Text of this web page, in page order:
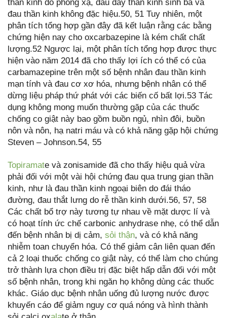
thần kinh do phóng xạ, đau dây thần kinh sinh ba và
đau thần kinh không đặc hiệu.50, 51 Tuy nhiên, một
phân tích tổng hợp gần đây đã kết luận rằng các bằng
chứng hiện nay cho oxcarbazepine là kém chất chất
lượng.52 Ngược lại, một phân tích tổng hợp được thực
hiện vào năm 2014 đã cho thấy lợi ích có thể có của
carbamazepine trên một số bệnh nhân đau thần kinh
mạn tính và đau cơ xơ hóa, nhưng bệnh nhân có thể
dừng liệu pháp thứ phát với các biến cố bất lợi.53 Tác
dụng không mong muốn thường gặp của các thuốc
chống co giật này bao gồm buồn ngủ, nhìn đôi, buồn
nôn và nôn, hạ natri máu và có khả năng gặp hội chứng
Steven – Johnson.54, 55
Topiramate và zonisamide đã cho thấy hiệu quả vừa
phải đối với một vài hội chứng đau qua trung gian thần
kinh, như là đau thần kinh ngoại biên do đái tháo
đường, đau thắt lưng do rễ thần kinh dưới.56, 57, 58
Các chất bổ trợ này tương tự nhau về mặt dược lí và
có hoạt tính ức chế carbonic anhydrase nhẹ, có thể dẫn
đến bệnh nhân bị dị cảm, sỏi thận, và có khả năng
nhiễm toan chuyển hóa. Có thể giảm cân liên quan đến
cả 2 loại thuốc chống co giật này, có thể làm cho chúng
trở thành lựa chọn điều trị đặc biệt hấp dẫn đối với một
số bệnh nhân, trong khi ngăn họ không dùng các thuốc
khác. Giáo dục bệnh nhân uống đủ lượng nước được
khuyến cáo để giảm nguy cơ quá nóng và hình thành